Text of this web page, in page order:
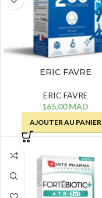
ERIC FAVRE
30/ GELULES
ERIC FAVRE
165,00MAD
AJOUTER AU PANIER